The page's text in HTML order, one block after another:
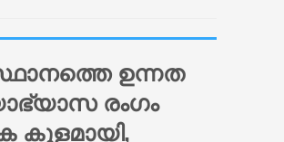
ഉന്നത
രംഗം
കുളമായി,